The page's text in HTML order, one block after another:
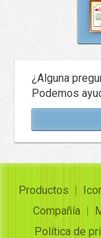
¿Alguna
Podemos
Productos
Compañía
Política de